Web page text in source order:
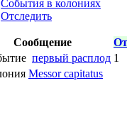
События в колониях
Отследить
Сообщение
первый расплод 1
Messor capitatus